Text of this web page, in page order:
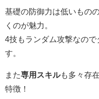
基礎の防御力は低いもの
くのが魅力。
4技もランダム攻撃なの
す。
また専用スキルも多々存
特徴！